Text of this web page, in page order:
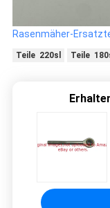
Rasenmäher-
Teile 220sl Teile